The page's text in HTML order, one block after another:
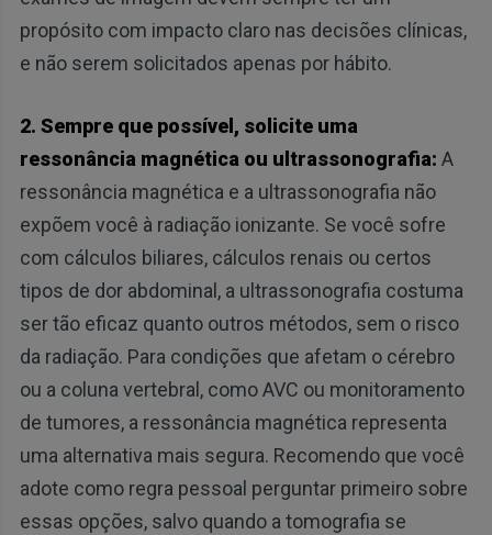
propósito com impacto claro nas decisões clínicas,
e não serem solicitados apenas por hábito.
2. Sempre que possível, solicite uma
ressonância magnética ou ultrassonografia: A
ressonância magnética e a ultrassonografia não
expõem você à radiação ionizante. Se você sofre
com cálculos biliares, cálculos renais ou certos
tipos de dor abdominal, a ultrassonografia costuma
ser tão eficaz quanto outros métodos, sem o risco
da radiação. Para condições que afetam o cérebro
ou a coluna vertebral, como AVC ou monitoramento
de tumores, a ressonância magnética representa
uma alternativa mais segura. Recomendo que você
adote como regra pessoal perguntar primeiro sobre
essas opções, salvo quando a tomografia se